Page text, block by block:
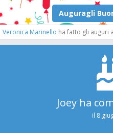
Veronica Marinello ha fatto gli auguri
Joey ha
il 8